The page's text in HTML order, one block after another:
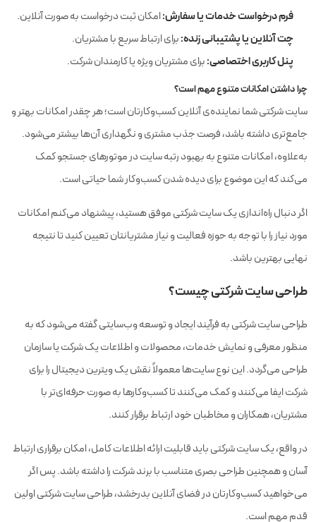
فرم درخواست خدمات یا سفارش:امکان ثبت درخواست به صورت آنلاین.
چت آنلاین یا پشتیبانی زنده:برای ارتباط سریع با مشتریان.
پنل کاربری اختصاصی:برای مشتریان ویژه یا کارمندان شرکت.
چرا داشتن امکانات متنوع مهم است؟
سایت شرکتی شما نماینده‌ی آنلاین کسب‌وکارتان است؛ هر چقدر امکانات بهتر و
جامع‌تری داشته باشد، فرصت جذب مشتری و نگهداری آن‌ها بیشتر می‌شود.
به‌علاوه، امکانات متنوع به بهبود رتبه سایت در موتورهای جستجو کمک
می‌کند که این موضوع برای دیده شدن کسب‌وکار شما حیاتی است.
اگر دنبال راه‌اندازی یک سایت شرکتی موفق هستید، پیشنهاد می‌کنم امکانات
مورد نیاز را با توجه به حوزه فعالیت و نیاز مشتریانتان تعیین کنید تا نتیجه
نهایی بهترین باشد.
طراحی سایت شرکتی چیست؟
طراحی سایت شرکتی به فرآیند ایجاد و توسعه وب‌سایتی گفته می‌شود که به
منظور معرفی و نمایش خدمات، محصولات و اطلاعات یک شرکت یا سازمان
طراحی می‌گردد. این نوع سایت‌ها معمولاً نقش یک ویترین دیجیتال را برای
شرکت ایفا می‌کنند و کمک می‌کنند تا کسب‌وکارها به صورت حرفه‌ای‌تر با
مشتریان، همکاران و مخاطبان خود ارتباط برقرار کنند.
در واقع، یک سایت شرکتی باید قابلیت ارائه اطلاعات کامل، امکان برقراری ارتباط
آسان و همچنین طراحی بصری متناسب با برند شرکت را داشته باشد. پس اگر
می‌خواهید کسب‌وکارتان در فضای آنلاین بدرخشد، طراحی سایت شرکتی اولین
قدم مهم است.